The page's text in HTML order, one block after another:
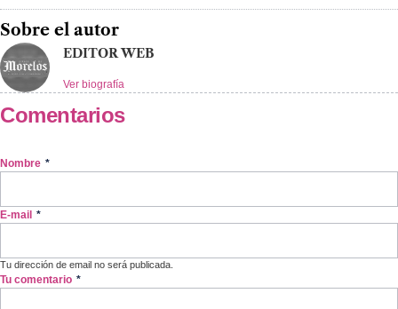
Sobre el autor
EDITOR WEB
Ver biografía
Comentarios
Nombre *
E-mail *
Tu dirección de email no será publicada.
Tu comentario *